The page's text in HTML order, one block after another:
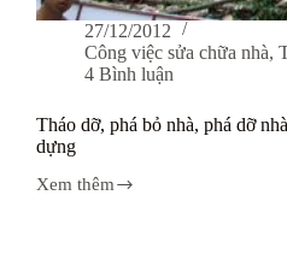
27/12/2012
Công việc sửa chữa nhà,
4 Bình luận
Tháo dỡ, phá bỏ nhà, phá dỡ
dựng
Xem thêm
Tháo